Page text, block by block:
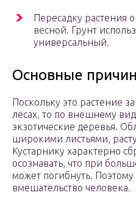
Пересадку растения
весной. Грунт
универсальный.
Основные
Поскольку это растение
лесах, то по внешнему
экзотические деревья.
широкими листьями,
Кустарнику характерно
осознавать, что при
может погибнуть.
вмешательство человека.